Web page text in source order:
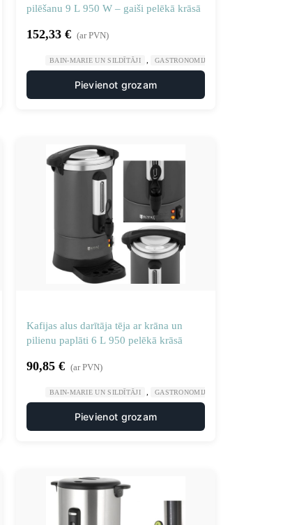
PLĪTIS UN DZĒRIENU UZPILDES IEKĀRTAS
pilēšanu 9 L 950 W – gaiši pelēkā krāsā
152,33 € (ar PVN)
BAIN-MARIE UN SILDĪTĀJI GASTRONOMIJA
Pievienot grozam
PLĪTIS UN DZĒRIENU UZPILDES IEKĀRTAS
Kafijas alus darītāja tēja ar krāna un
pilienu paplāti 6 L 950 pelēkā krāsā
90,85 € (ar PVN)
BAIN-MARIE UN SILDĪTĀJI GASTRONOMIJA
Pievienot grozam